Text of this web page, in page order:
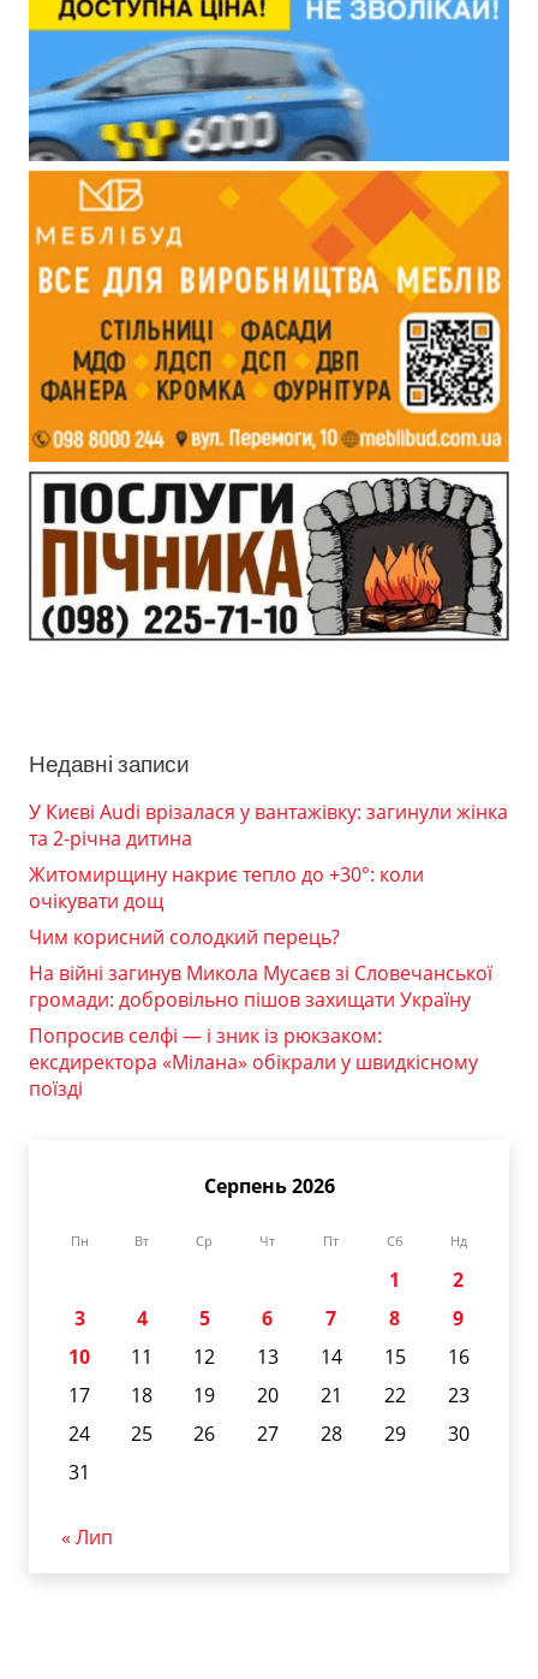
Недавні записи
У Києві Audi врізалася у вантажівку: загинули жінка
та 2-річна дитина
Житомирщину накриє тепло до +30°: коли
очікувати дощ
Чим корисний солодкий перець?
На війні загинув Микола Мусаєв зі Словечанської
громади: добровільно пішов захищати Україну
Попросив селфі — і зник із рюкзаком:
ексдиректора «Мілана» обікрали у швидкісному
поїзді
Серпень 2026
Пн Вт Ср Чт Пт Сб Нд
1
2
3
4 5 6 7 8
9
10
11 12 13 14 15
16
17
18 19 20 21 22
23
24
25 26 27 28 29
30
31
« Лип